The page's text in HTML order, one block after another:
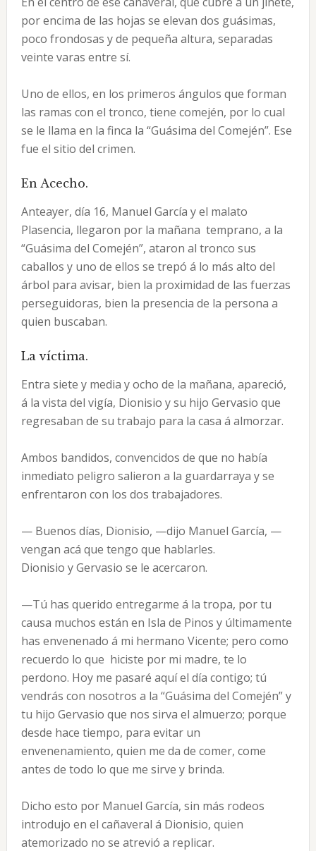
por encima de las hojas se elevan dos guásimas,
poco frondosas y de pequeña altura, separadas
veinte varas entre sí.
Uno de ellos, en los primeros ángulos que forman
las ramas con el tronco, tiene comején, por lo cual
se le llama en la finca la “Guásima del Comején”. Ese
fue el sitio del crimen.
En Acecho.
Anteayer, día 16, Manuel García y el malato
Plasencia, llegaron por la mañana temprano, a la
“Guásima del Comején”, ataron al tronco sus
caballos y uno de ellos se trepó á lo más alto del
árbol para avisar, bien la proximidad de las fuerzas
perseguidoras, bien la presencia de la persona a
quien buscaban.
La víctima.
Entra siete y media y ocho de la mañana, apareció,
á la vista del vigía, Dionisio y su hijo Gervasio que
regresaban de su trabajo para la casa á almorzar.
Ambos bandidos, convencidos de que no había
inmediato peligro salieron a la guardarraya y se
enfrentaron con los dos trabajadores.
— Buenos días, Dionisio, —dijo Manuel García, —
vengan acá que tengo que hablarles.
Dionisio y Gervasio se le acercaron.
—Tú has querido entregarme á la tropa, por tu
causa muchos están en Isla de Pinos y últimamente
has envenenado á mi hermano Vicente; pero como
recuerdo lo que hiciste por mi madre, te lo
perdono. Hoy me pasaré aquí el día contigo; tú
vendrás con nosotros a la “Guásima del Comején” y
tu hijo Gervasio que nos sirva el almuerzo; porque
desde hace tiempo, para evitar un
envenenamiento, quien me da de comer, come
antes de todo lo que me sirve y brinda.
Dicho esto por Manuel García, sin más rodeos
introdujo en el cañaveral á Dionisio, quien
atemorizado no se atrevió a replicar.